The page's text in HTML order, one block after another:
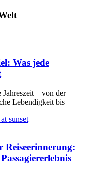
Was jede
– von der
Lebendigkeit bis
Reiseerinnerung: